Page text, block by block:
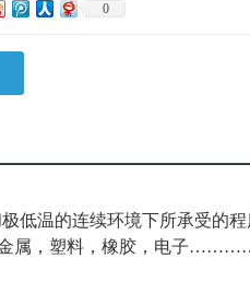
0
低温的连续环境下所承受的程
金属，塑料，橡胶，电子